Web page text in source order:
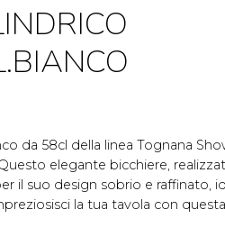
da 58cl della linea Tognana
elegante bicchiere,
il suo design sobrio e raffinato,
la tua tavola con